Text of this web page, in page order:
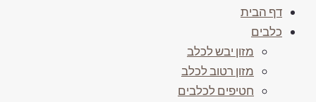
דף הבית
כלבים
מזון יבש לכלב
מזון רטוב לכלב
חטיפים לכלבים